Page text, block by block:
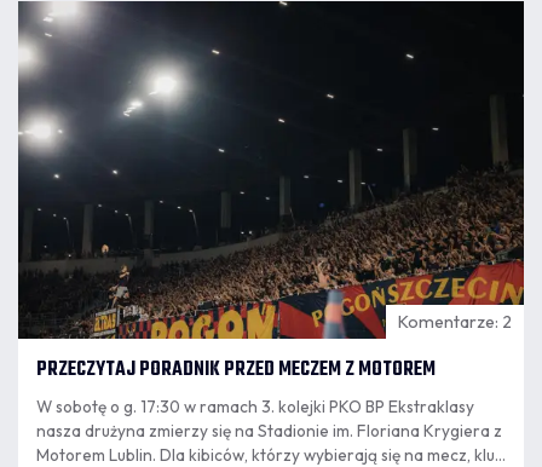
07.08
20:15
Komentarze: 2
PRZECZYTAJ PORADNIK PRZED MECZEM Z MOTOREM
W sobotę o g. 17:30 w ramach 3. kolejki PKO BP Ekstraklasy
nasza drużyna zmierzy się na Stadionie im. Floriana Krygiera z
Motorem Lublin. Dla kibiców, którzy wybierają się na mecz, klub